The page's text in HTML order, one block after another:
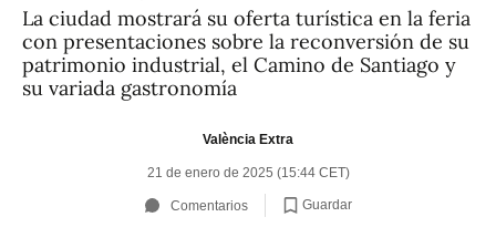
La ciudad mostrará su oferta turística en la feria
con presentaciones sobre la reconversión de su
patrimonio industrial, el Camino de Santiago y
su variada gastronomía
València Extra
21 de enero de 2025 (15:44 CET)
Comentarios Guardar